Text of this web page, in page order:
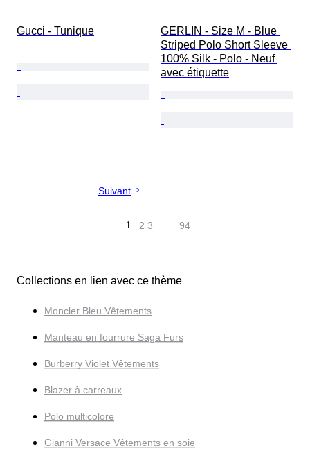
Gucci - Tunique
GERLIN - Size M - Blue
Striped Polo Short Sleeve
100% Silk - Polo - Neuf
avec étiquette
Suivant
1 2 3 … 94
Collections en lien avec ce thème
Moncler Bleu Vêtements
Manteau en fourrure Saga Furs
Burberry Violet Vêtements
Blazer à carreaux
Polo multicolore
Gianni Versace Vêtements en soie